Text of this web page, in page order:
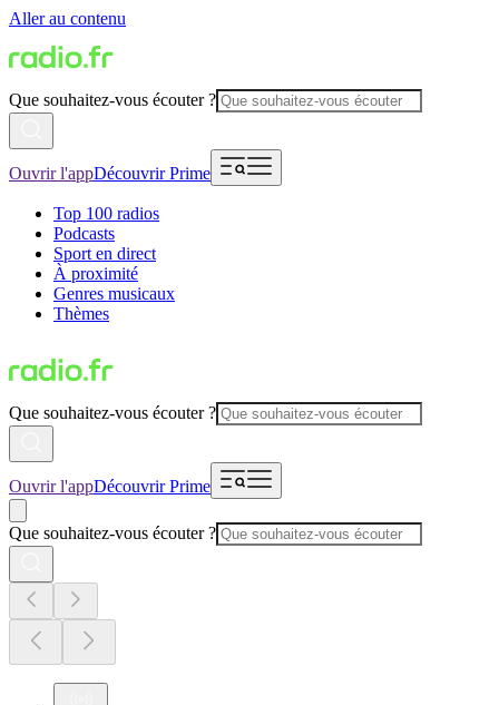
Aller au contenu
Que souhaitez-vous écouter ?
Ouvrir l'appDécouvrir Prime
Top 100 radios
Podcasts
Sport en direct
À proximité
Genres musicaux
Thèmes
Que souhaitez-vous écouter ?
Ouvrir l'appDécouvrir Prime
Que souhaitez-vous écouter ?